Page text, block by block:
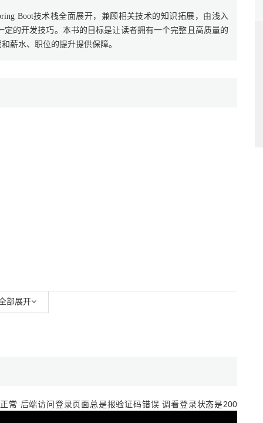
Boot技术栈全面展开，兼顾相关技术的知识拓展，由浅入
的开发技巧。本书的目标是让读者拥有一个完整且高质量的
薪水、职位的提升提供保障。
部展开
常 后端访问登录页面总是报验证码错误 调看登录状态是200